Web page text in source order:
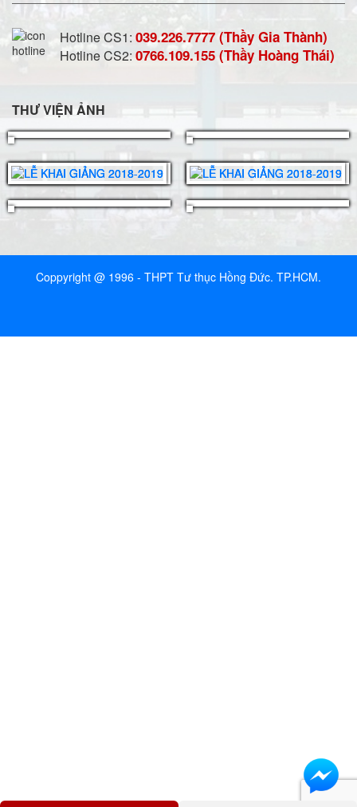
Hotline CS1: 039.226.7777 (Thầy Gia Thành)
Hotline CS2: 0766.109.155 (Thầy Hoàng Thái)
THƯ VIỆN ẢNH
Coppyright @ 1996 - THPT Tư thục Hồng Đức. TP.HCM.